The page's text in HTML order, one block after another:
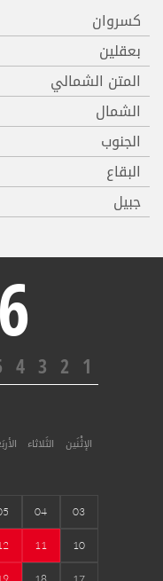
كسروان
بعقلين
المتن الشمالي
الشمال
الجنوب
البقاع
جبيل
1
2
3
4
الإثْنَين الثَلاثاء
03
04
10
11